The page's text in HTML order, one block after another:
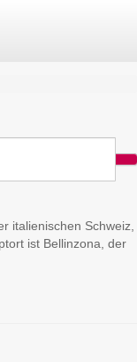
italienischen Schweiz,
ist Bellinzona, der